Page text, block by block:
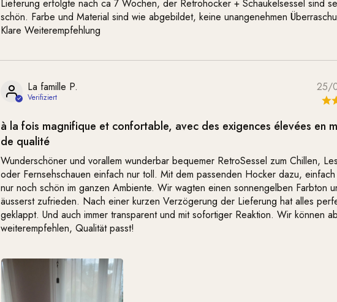
Lieferung erfolgte nach ca 7 Wochen, der Retrohocker + Schaukelsessel sind
schön. Farbe und Material sind wie abgebildet, keine unangenehmen
Klare Weiterempfehlung
25/
La famille P.
à la fois magnifique et confortable, avec des exigences élevées en
de qualité
Wunderschöner und vorallem wunderbar bequemer RetroSessel zum Chillen,
oder Fernsehschauen einfach nur toll. Mit dem passenden Hocker dazu, einfach
nur noch schön im ganzen Ambiente. Wir wagten einen sonnengelben Farbton
äusserst zufrieden. Nach einer kurzen Verzögerung der Lieferung hat alles
geklappt. Und auch immer transparent und mit sofortiger Reaktion. Wir können
weiterempfehlen, Qualität passt!